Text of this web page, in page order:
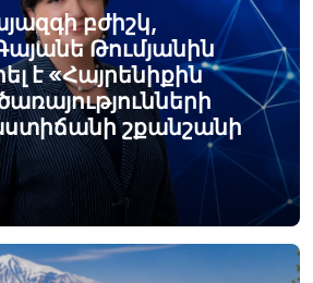
բժիշկ,
Թումյանին
է «Հայրենիքին
շքանշանի